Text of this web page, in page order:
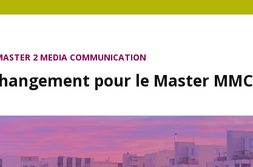
2 MEDIA COMMUNICATION
pour le Master MMC